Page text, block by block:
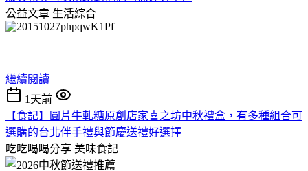
公益文章 生活綜合
繼續閱讀
1天前
【食記】圓片牛軋糖原創店家喜之坊中秋禮盒，有多種組合可
選購的台北伴手禮與節慶送禮好選擇
吃吃喝喝分享 美味食記